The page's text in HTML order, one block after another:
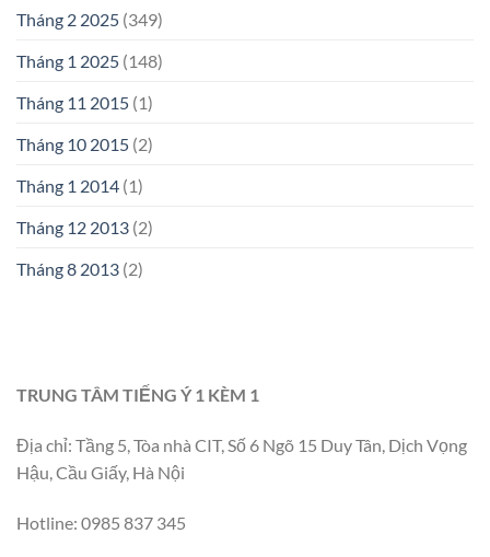
Tháng 2 2025 (349)
Tháng 1 2025 (148)
Tháng 11 2015 (1)
Tháng 10 2015 (2)
Tháng 1 2014 (1)
Tháng 12 2013 (2)
Tháng 8 2013 (2)
TRUNG TÂM TIẾNG Ý 1 KÈM 1
Địa chỉ: Tầng 5, Tòa nhà CIT, Số 6 Ngõ 15 Duy Tân, Dịch Vọng
Hậu, Cầu Giấy, Hà Nội
Hotline: 0985 837 345